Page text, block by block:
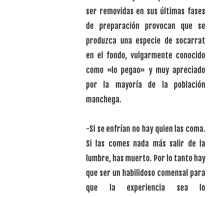
ser removidas en sus últimas fases
de preparación provocan que se
produzca una especie de socarrat
en el fondo, vulgarmente conocido
como «lo pegao» y muy apreciado
por la mayoría de la población
manchega.
-Si se enfrían no hay quien las coma.
Si las comes nada más salir de la
lumbre, has muerto. Por lo tanto hay
que ser un habilidoso comensal para
que la experiencia sea lo